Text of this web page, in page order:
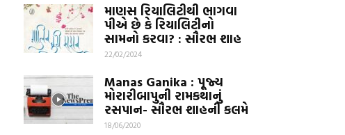
માણસ રિયાલિટીથી ભાગવા
પીએ છે કે રિયાલિટીનો
સામનો કરવા? : સૌરભ શાહ
22/02/2024
Manas Ganika : પૂજ્ય
મોરારીબાપુની રામકથાનું
રસપાન- સૌરભ શાહની કલમે
18/06/2020